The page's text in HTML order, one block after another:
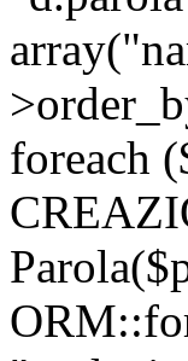
foreach